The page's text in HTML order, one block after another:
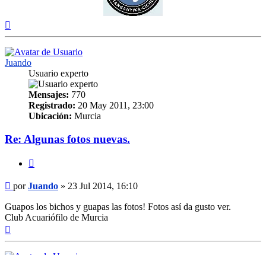
Juando
Usuario experto
Mensajes: 770
Registrado: 20 May 2011, 23:00
Ubicación: Murcia
Re: Algunas fotos nuevas.
Mensaje
porJuando » 23 Jul 2014, 16:10
Guapos los bichos y guapas las fotos! Fotos así da gusto ver.
Club Acuariófilo de Murcia